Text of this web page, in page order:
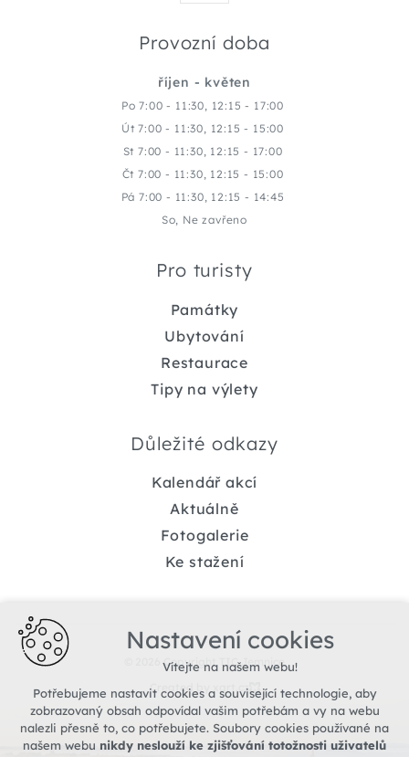
Provozní doba
říjen - květen
Po 7:00 - 11:30, 12:15 - 17:00
Út 7:00 - 11:30, 12:15 - 15:00
St 7:00 - 11:30, 12:15 - 17:00
Čt 7:00 - 11:30, 12:15 - 15:00
Pá 7:00 - 11:30, 12:15 - 14:45
So, Ne zavřeno
Pro turisty
Památky
Ubytování
Restaurace
Tipy na výlety
Důležité odkazy
Kalendář akcí
Aktuálně
Fotogalerie
Ke stažení
© 2026 Copyright TIC Jemnice
Created by xart.cz
Nastavení cookies
Vítejte na našem webu!
Potřebujeme nastavit cookies a související technologie, aby
zobrazovaný obsah odpovídal vašim potřebám a vy na webu
nalezli přesně to, co potřebujete. Soubory cookies používané na
našem webu nikdy neslouží ke zjišťování totožnosti uživatelů